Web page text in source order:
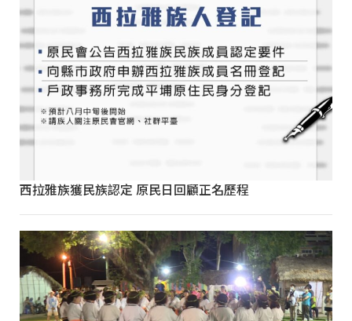
西拉雅族獲民族認定 原民日回顧正名歷程